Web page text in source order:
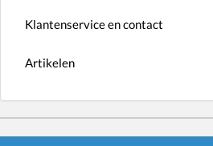
Klantenservice en contact
Artikelen